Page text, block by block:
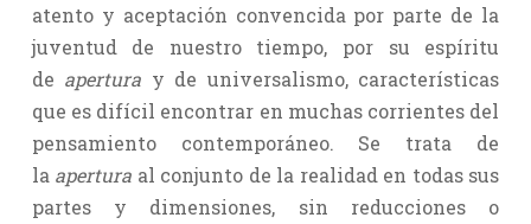
atento y aceptación convencida por parte de la
juventud de nuestro tiempo, por su espíritu
de apertura y de universalismo, características
que es difícil encontrar en muchas corrientes del
pensamiento contemporáneo. Se trata de
la apertura al conjunto de la realidad en todas sus
partes y dimensiones, sin reducciones o